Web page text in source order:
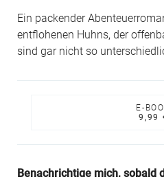
Ein packender
entflohenen Huhns, der
sind gar nicht so
E-
9,99
Benachrichtige mich, sobald